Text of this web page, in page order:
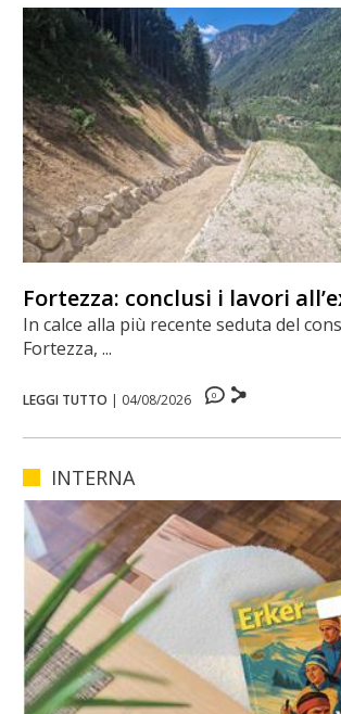
Fortezza: conclusi i lavori
In calce alla più recente seduta del
Fortezza, ...
LEGGI TUTTO | 04/08/2026 0
INTERNA